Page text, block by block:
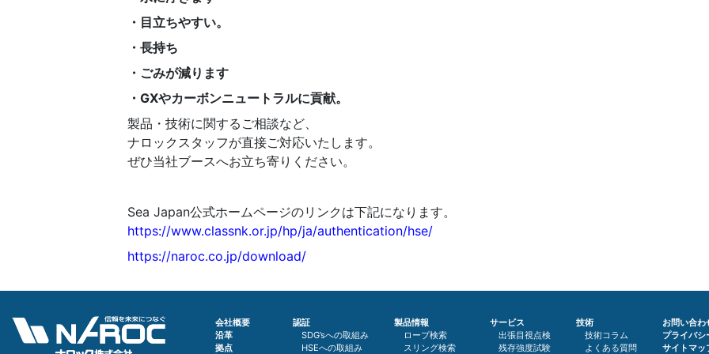
・目立ちやすい。
・長持ち
・ごみが減ります
・GXやカーボンニュートラルに貢献。
製品・技術に関するご相談など、
ナロックスタッフが直接ご対応いたします。
ぜひ当社ブースへお立ち寄りください。
Sea Japan公式ホームページのリンクは下記になります。
https://www.classnk.or.jp/hp/ja/authentication/hse/
https://naroc.co.jp/download/
会社概要
沿革
拠点
認証
SDG’sへの取組み
HSEへの取組み
製品情報
ロープ検索
スリング検索
サービス
出張目視点検
残存強度試験
技術
技術コラム
よくある質問
お問い合わ
プライバシ
サイトマッ